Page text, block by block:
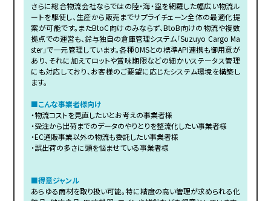
さらに総合物流会社ならではの陸・海・空を網羅した幅広い物流ル
ートを駆使し、生産から販売までサプライチェーン全体の最適化提
案が可能です。またBtoC向けのみならず、BtoB向けの物流や複数
拠点での運営も、鈴与独自の倉庫管理システム「Suzuyo Cargo Ma
ster」で一元管理しています。各種OMSとの標準API連携も御用意が
あり、それに加えてロットや賞味期限などの細かいステータス管理
にも対応しており、お客様のご要望に応じたシステム環境を構築し
ます。
■こんな事業者様向け
・物流コストを見直したいとお考えの事業者様
・受注から出荷までのデータのやりとりを整流化したい事業者様
・EC通販事業以外の物流も委託したい事業者様
・誤出荷の多さに頭を悩ませている事業者様
■得意ジャンル
あらゆる商材を取り扱い可能。特に精度の高い管理が求められる化